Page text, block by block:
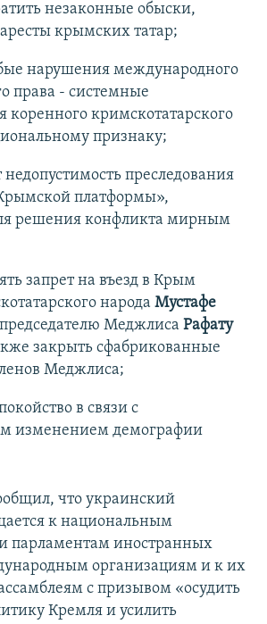
незаконные обыски,
крымских татар;
нарушения международного
права - системные
коренного кримскотатарского
признаку;
преследования
платформы»,
решения конфликта мирным
запрет на въезд в Крым
народа Мустафе
Меджлиса Рафату
закрыть сфабрикованные
Меджлиса;
в связи с
изменением демографии
что украинский
к национальным
парламентам иностранных
организациям и к их
с призывом «осудить
Кремля и усилить